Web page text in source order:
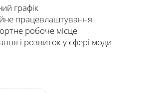
графік
працевлаштування
робоче місце
і розвиток у сфері моди